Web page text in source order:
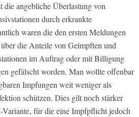
angebliche Überlastung von
durch erkrankte
waren die den ersten Meldungen
die Anteile von Geimpften und
im Auftrag oder mit Billigung
gefälscht worden. Man wollte offenbar
Impfungen weit weniger als
schützen. Dies gilt noch stärker
für die eine Impfpflicht jedoch